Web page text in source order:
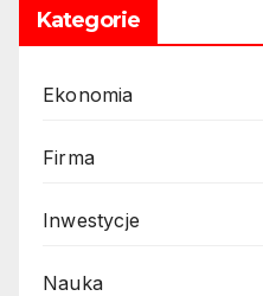
Kategorie
Ekonomia
Firma
Inwestycje
Nauka